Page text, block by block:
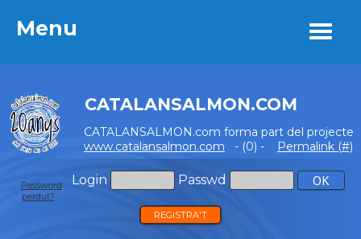
Menu
CATALANSALMON.COM
CATALANSALMON.com forma part del projecte
www.catalansalmon.com - (0) - Permalink (#)
Login Passwd
Password
perdut?
REGISTRA'T
Menu